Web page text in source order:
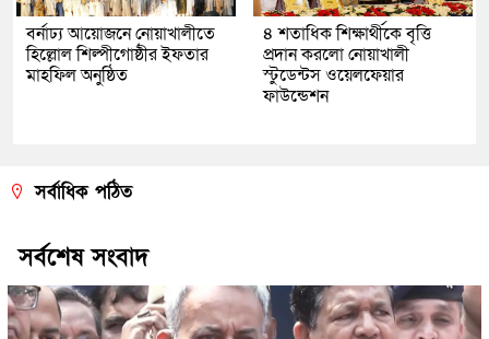
বর্নাঢ্য আয়োজনে নোয়াখালীতে
হিল্লোল শিল্পীগোষ্ঠীর ইফতার
মাহফিল অনুষ্ঠিত
৪ শতাধিক শিক্ষার্থীকে বৃত্তি
প্রদান করলো নোয়াখালী
স্টুডেন্টস ওয়েলফেয়ার
ফাউন্ডেশন
সর্বাধিক পঠিত
সর্বশেষ সংবাদ